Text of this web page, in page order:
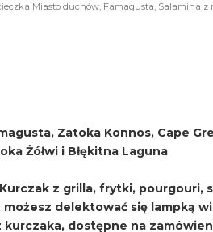
Miasto duchów, Famagusta, Salamina
Zatoka Konnos, Cape
Żółwi i Błękitna Laguna
z grilla, frytki, pourgouri,
delektować się lampką
kurczaka, dostępne na